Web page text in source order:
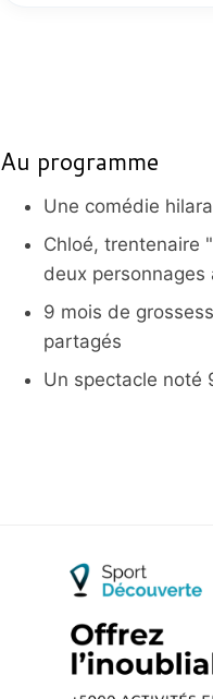
Au programme
Une comédie
Chloé, trentenaire
deux
9 mois de
partagés
Un spectacle noté